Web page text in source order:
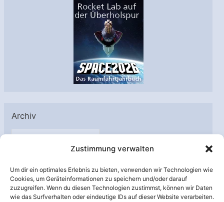
Zustimmung verwalten
Um dir ein optimales Erlebnis zu bieten, verwenden wir Technologien wie
Cookies, um Geräteinformationen zu speichern und/oder darauf
zuzugreifen. Wenn du diesen Technologien zustimmst, können wir Daten
wie das Surfverhalten oder eindeutige IDs auf dieser Website verarbeiten.
Archiv
A
h
i
Unterstützt von: